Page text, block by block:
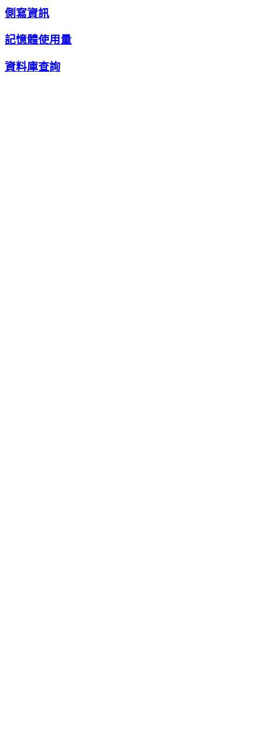
側寫資訊
記憶體使用量
資料庫查詢